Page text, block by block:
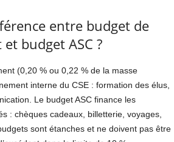
entre budget de
budget ASC ?
(0,20 % ou 0,22 % de la masse
interne du CSE : formation des élus,
Le budget ASC finance les
: chèques cadeaux, billetterie, voyages,
sont étanches et ne doivent pas être